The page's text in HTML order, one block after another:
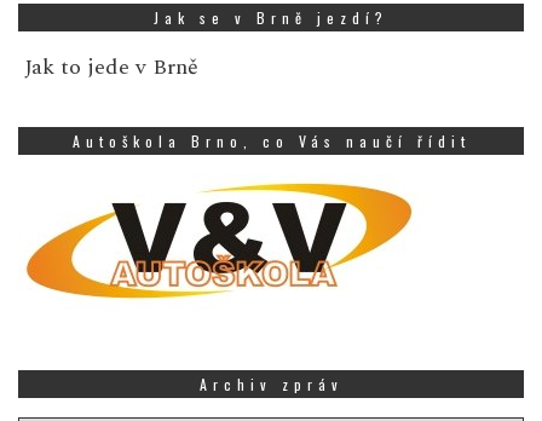
Jak se v Brně jezdí?
Jak to jede v Brně
Autoškola Brno, co Vás naučí řídit
Archiv zpráv